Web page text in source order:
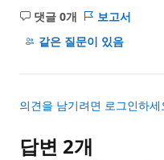
댓글 0개
설
명
음
보고서
같은 질문이 있음
의견을 남기려면 로그인하세
답변 2개